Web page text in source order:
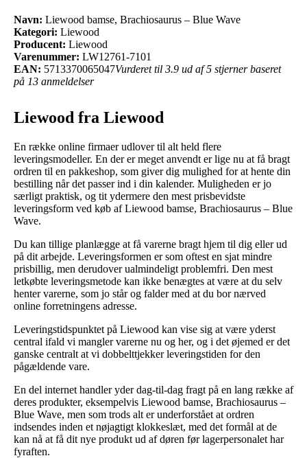
Navn: Liewood bamse, Brachiosaurus – Blue Wave
Kategori: Liewood
Producent: Liewood
Varenummer: LW12761-7101
EAN: 5713370065047Vurderet til 3.9 ud af 5 stjerner baseret
på 13 anmeldelser
Liewood fra Liewood
En række online firmaer udlover til alt held flere
leveringsmodeller. En der er meget anvendt er lige nu at få bragt
ordren til en pakkeshop, som giver dig mulighed for at hente din
bestilling når det passer ind i din kalender. Muligheden er jo
særligt praktisk, og tit ydermere den mest prisbevidste
leveringsform ved køb af Liewood bamse, Brachiosaurus – Blue
Wave.
Du kan tillige planlægge at få varerne bragt hjem til dig eller ud
på dit arbejde. Leveringsformen er som oftest en sjat mindre
prisbillig, men derudover ualmindeligt problemfri. Den mest
letkøbte leveringsmetode kan ikke benægtes at være at du selv
henter varerne, som jo står og falder med at du bor nærved
online forretningens adresse.
Leveringstidspunktet på Liewood kan vise sig at være yderst
central ifald vi mangler varerne nu og her, og i det øjemed er det
ganske centralt at vi dobbelttjekker leveringstiden for den
pågældende vare.
En del internet handler yder dag-til-dag fragt på en lang række af
deres produkter, eksempelvis Liewood bamse, Brachiosaurus –
Blue Wave, men som trods alt er underforstået at ordren
indsendes inden et nøjagtigt klokkeslæt, med det formål at de
kan nå at få dit nye produkt ud af døren før lagerpersonalet har
fyraften.